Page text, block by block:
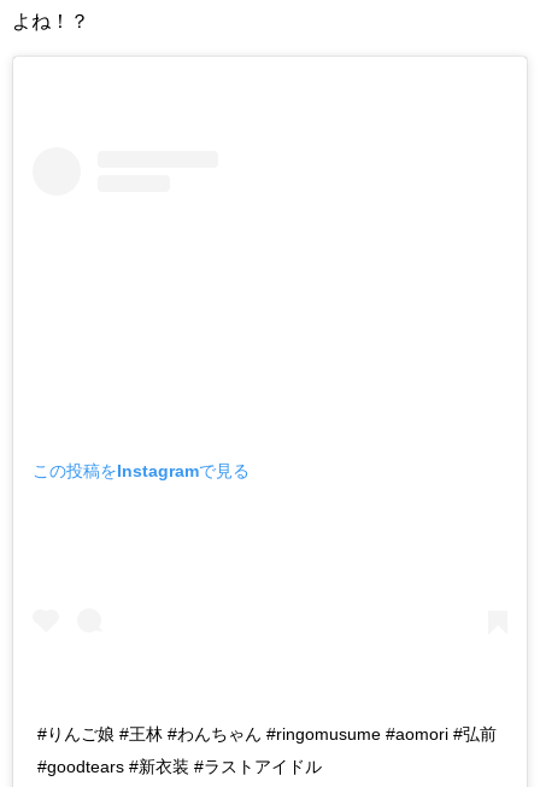
よね！？
この投稿をInstagramで見る
#りんご娘 #王林 #わんちゃん #ringomusume #aomori #弘前
#goodtears #新衣装 #ラストアイドル